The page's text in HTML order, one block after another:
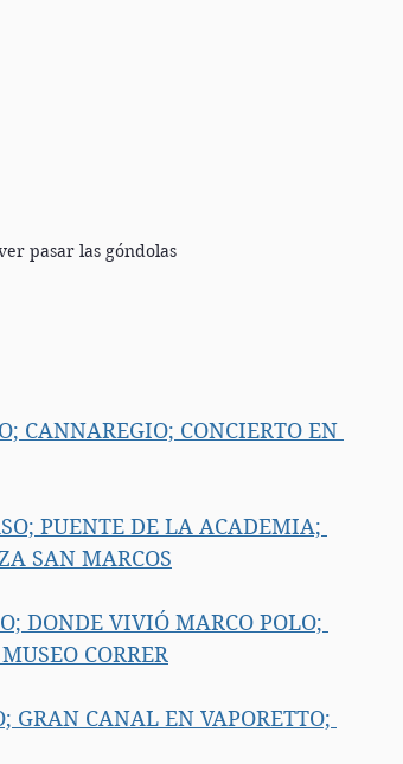
pasar las góndolas
CANNAREGIO; CONCIERTO EN
PUENTE DE LA ACADEMIA;
SAN MARCOS
DONDE VIVIÓ MARCO POLO;
CORRER
GRAN CANAL EN VAPORETTO;